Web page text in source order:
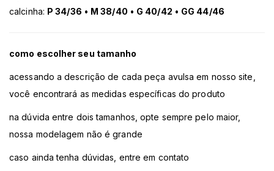
calcinha: P 34/36 • M 38/40 • G 40/42 • GG 44/46
como escolher seu tamanho
acessando a descrição de cada peça avulsa em nosso site,
você encontrará as medidas específicas do produto
na dúvida entre dois tamanhos, opte sempre pelo maior,
nossa modelagem não é grande
caso ainda tenha dúvidas, entre em contato